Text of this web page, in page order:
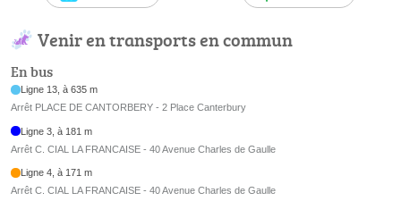
Venir en transports en commun
En bus
Ligne 13, à 635 m
Arrêt PLACE DE CANTORBERY - 2 Place Canterbury
Ligne 3, à 181 m
Arrêt C. CIAL LA FRANCAISE - 40 Avenue Charles de Gaulle
Ligne 4, à 171 m
Arrêt C. CIAL LA FRANCAISE - 40 Avenue Charles de Gaulle